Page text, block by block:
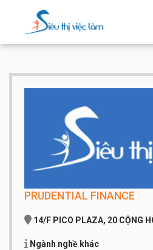
PRUDENTIAL FINANCE
14/F PICO PLAZA, 20 CỘNG
Ngành nghề khác